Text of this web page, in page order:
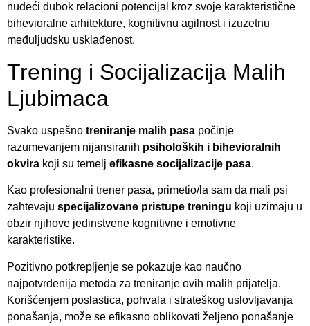
nudeći dubok relacioni potencijal kroz svoje karakteristične
bihevioralne arhitekture, kognitivnu agilnost i izuzetnu
međuljudsku usklađenost.
Trening i Socijalizacija Malih
Ljubimaca
Svako uspešno treniranje malih pasa počinje
razumevanjem nijansiranih psiholoških i bihevioralnih
okvira koji su temelj efikasne socijalizacije pasa.
Kao profesionalni trener pasa, primetio/la sam da mali psi
zahtevaju specijalizovane pristupe treningu koji uzimaju u
obzir njihove jedinstvene kognitivne i emotivne
karakteristike.
Pozitivno potkrepljenje se pokazuje kao naučno
najpotvrđenija metoda za treniranje ovih malih prijatelja.
Korišćenjem poslastica, pohvala i strateškog uslovljavanja
ponašanja, može se efikasno oblikovati željeno ponašanje